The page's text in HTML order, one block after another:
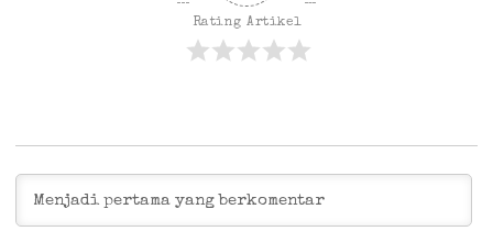
Rating Artikel